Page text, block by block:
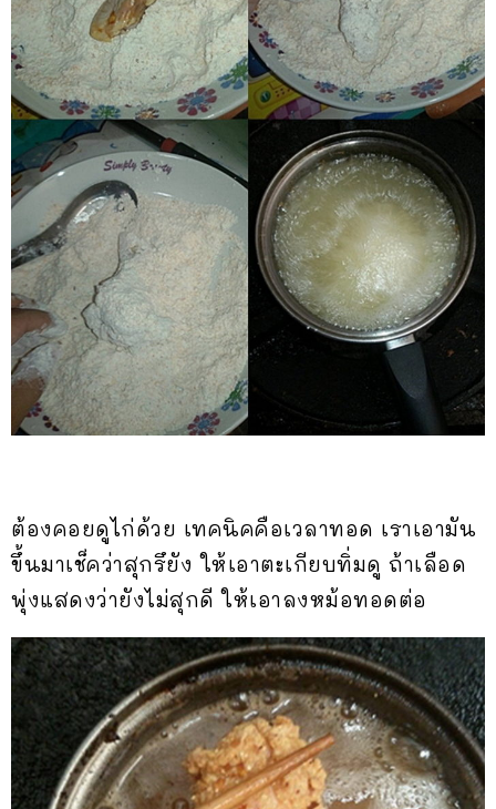
ต้องคอยดูไก่ด้วย เทคนิคคือเวลาทอด เราเอามัน
ขึ้นมาเช็คว่าสุกรึยัง ให้เอาตะเกียบทิ่มดู ถ้าเลือด
พุ่งแสดงว่ายังไม่สุกดี ให้เอาลงหม้อทอดต่อ